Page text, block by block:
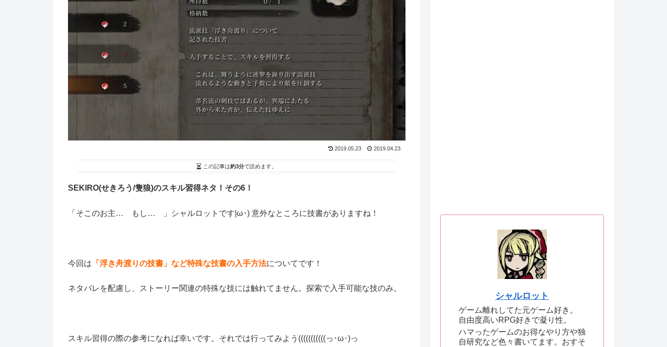
2019.05.23 2019.04.23
この記事は約3分で読めます。
SEKIRO(せきろう/隻狼)のスキル習得ネタ！その6！
「そこのお主… もし… 」シャルロットです|ω･) 意外なところに技書がありますね！
今回は 「浮き舟渡りの技書」など特殊な技書の入手方法についてです！
ネタバレを配慮し、ストーリー関連の特殊な技には触れてません。探索で入手可能な技のみ。
スキル習得の際の参考になれば幸いです。それでは行ってみよう(((((((((((っ･ω･)っ
シャルロット
ゲーム離れしてた元ゲーム好き。
自由度高いRPG好きで凝り性。
ハマったゲームのお得なやり方や独
自研究など色々書いてます。おすそ